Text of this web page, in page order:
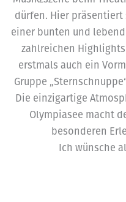
dürfen. Hier
einer bunten und
zahlreichen
erstmals auch ein
Gruppe
Die einzigartige
Olympiasee macht
besonderen
Ich wünsche